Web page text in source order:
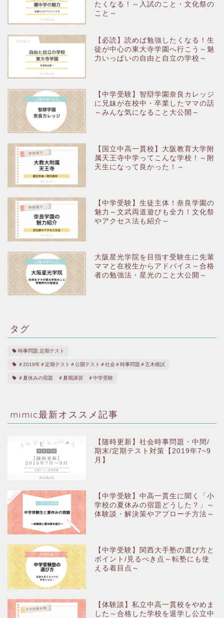
たくなる！～入試のこと・文化祭の
こと～
【必読】読めば勉強したくなる！生
徒が中心の東大寺学園へ行こう～魅
力いっぱいの自由と自立の学校～
【中学受験】智辯学園奈良カレッジ
に兄妹が在校中・卒業したママの話
～みんな気になること大公開～
【国立中高一貫校】大阪教育大学附
属天王寺中学ってこんな学校！～附
天生になって良かった！～
【中学受験】生徒主体！奈良学園の
魅力～文武両道遊びも全力！文化祭
やアクセス法も紹介～
大阪星光学院を目指す受験生に先輩
ママと在校生からアドバイス～合格
者の勉強法・星光のこと大公開～
タグ
時事問題.定期テスト
＃2019年＃定期テスト＃公開テスト＃社会＃時事問題＃五木模試
＃夏休みの宿題 ＃夏期講習 ＃中学受験
mimic最新オススメ記事
【随時更新】社会時事問題・中間/
期末/定期テスト対策【2019年7~9
月】
【中学受験】中高一貫生に聞く「小
学校の夏休みの宿題どうした？」～
体験談・解決策やアプローチ方法～
【中学受験】関西大手塾の選び方と
ポイント/見るべき点～転塾にも使
える着目点～
【体験談】私立中高一貫校をやめま
した～合格した学校を退学し公立中